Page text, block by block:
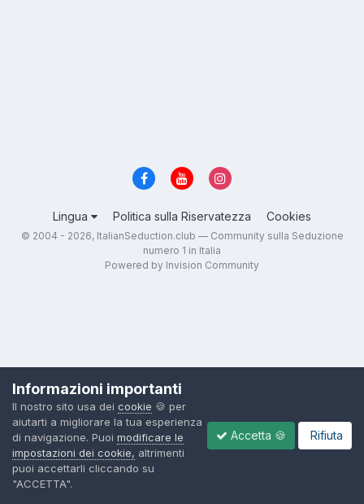
Lingua Politica sulla Riservatezza Cookies
© 2004 - 2026, ItalianSeduction.club — Community sulla Seduzione
numero 1 in Italia
Powered by Invision Community
Informazioni importanti
Il nostro sito usa dei cookie 🍪 per
aiutarti a migliorare la tua esperienza
di navigazione. Puoi modificare le
impostazioni dei cookie, altrimenti
puoi accettarli cliccando su
"ACCETTA".
Accetta 🍪 Rifiuta